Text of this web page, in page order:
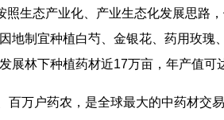
照生态产业化、产业生态化发展思路
地制宜种植白芍、金银花、药用玫瑰
林下种植药材近17万亩，年产值可
万户药农，是全球最大的中药材交